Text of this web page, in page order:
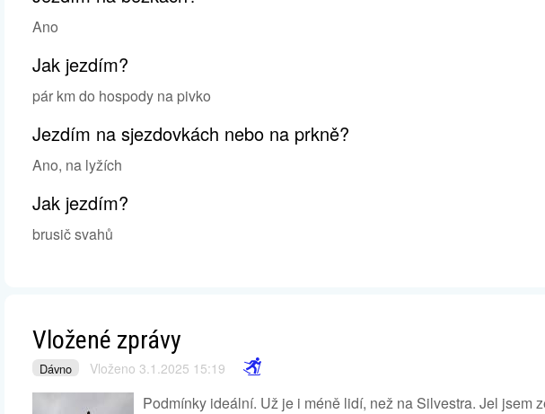
Ano
Jak jezdím?
pár km do hospody na pivko
Jezdím na sjezdovkách nebo na prkně?
Ano, na lyžích
Jak jezdím?
brusič svahů
Vložené zprávy
Dávno Vloženo 3.1.2025 15:19
Podmínky ideální. Už je i méně lidí, než na Silvestra. Jel jsem